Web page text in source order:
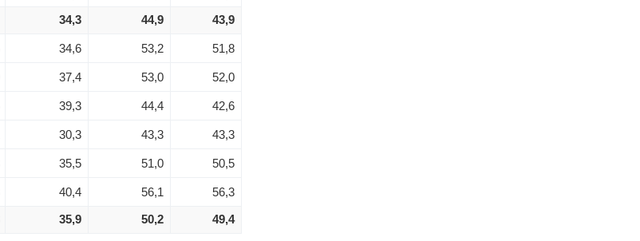
34,3 44,9 43,9
34,6 53,2 51,8
37,4 53,0 52,0
39,3 44,4 42,6
30,3 43,3 43,3
35,5 51,0 50,5
40,4 56,1 56,3
35,9 50,2 49,4